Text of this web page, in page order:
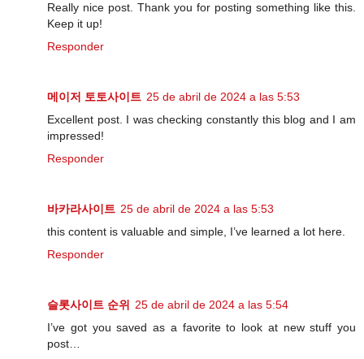
Really nice post. Thank you for posting something like this.
Keep it up!
Responder
메이저 토토사이트 25 de abril de 2024 a las 5:53
Excellent post. I was checking constantly this blog and I am
impressed!
Responder
바카라사이트 25 de abril de 2024 a las 5:53
this content is valuable and simple, I’ve learned a lot here.
Responder
슬롯사이트 순위 25 de abril de 2024 a las 5:54
I’ve got you saved as a favorite to look at new stuff you
post…